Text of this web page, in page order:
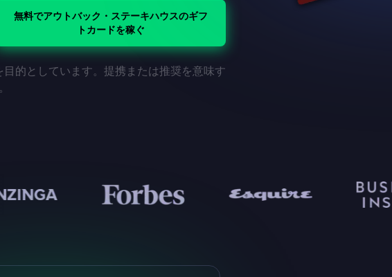
無料でアウトバック・ステーキハウスのギフ
トカードを稼ぐ
的としています。提携または推奨を意味す